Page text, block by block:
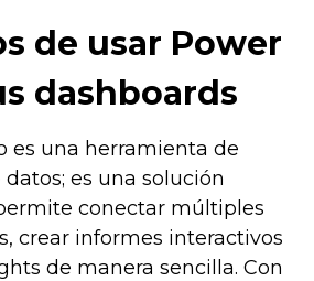
de usar Power
dashboards
es una herramienta de
es una solución
conectar múltiples
crear informes interactivos
de manera sencilla. Con